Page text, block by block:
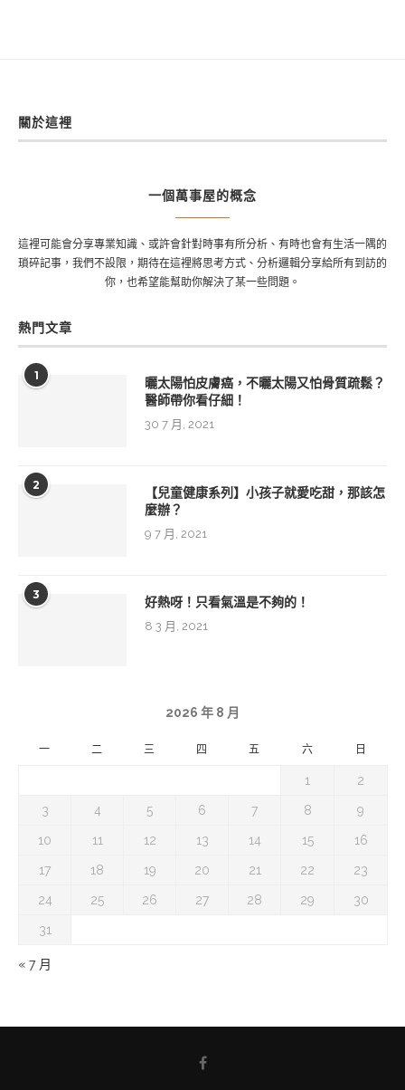
關於這裡
一個萬事屋的概念
這裡可能會分享專業知識、或許會針對時事有所分析、有時也會有生活一隅的
瑣碎記事，我們不設限，期待在這裡將思考方式、分析邏輯分享給所有到訪的
你，也希望能幫助你解決了某一些問題。
熱門文章
1
曬太陽怕皮膚癌，不曬太陽又怕骨質疏鬆？
醫師帶你看仔細！
30 7 月, 2021
2
【兒童健康系列】小孩子就愛吃甜，那該怎
麼辦？
9 7 月, 2021
3 好熱呀！只看氣溫是不夠的！
8 3 月, 2021
2026 年 8 月
一 二 三 四 五 六 日
1 2
3 4 5 6 7 8 9
10 11 12 13 14 15 16
17 18 19 20 21 22 23
24 25 26 27 28 29 30
31
« 7 月